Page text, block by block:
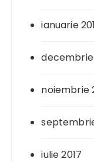
ianuarie
decembrie
noiembrie
iulie 2017